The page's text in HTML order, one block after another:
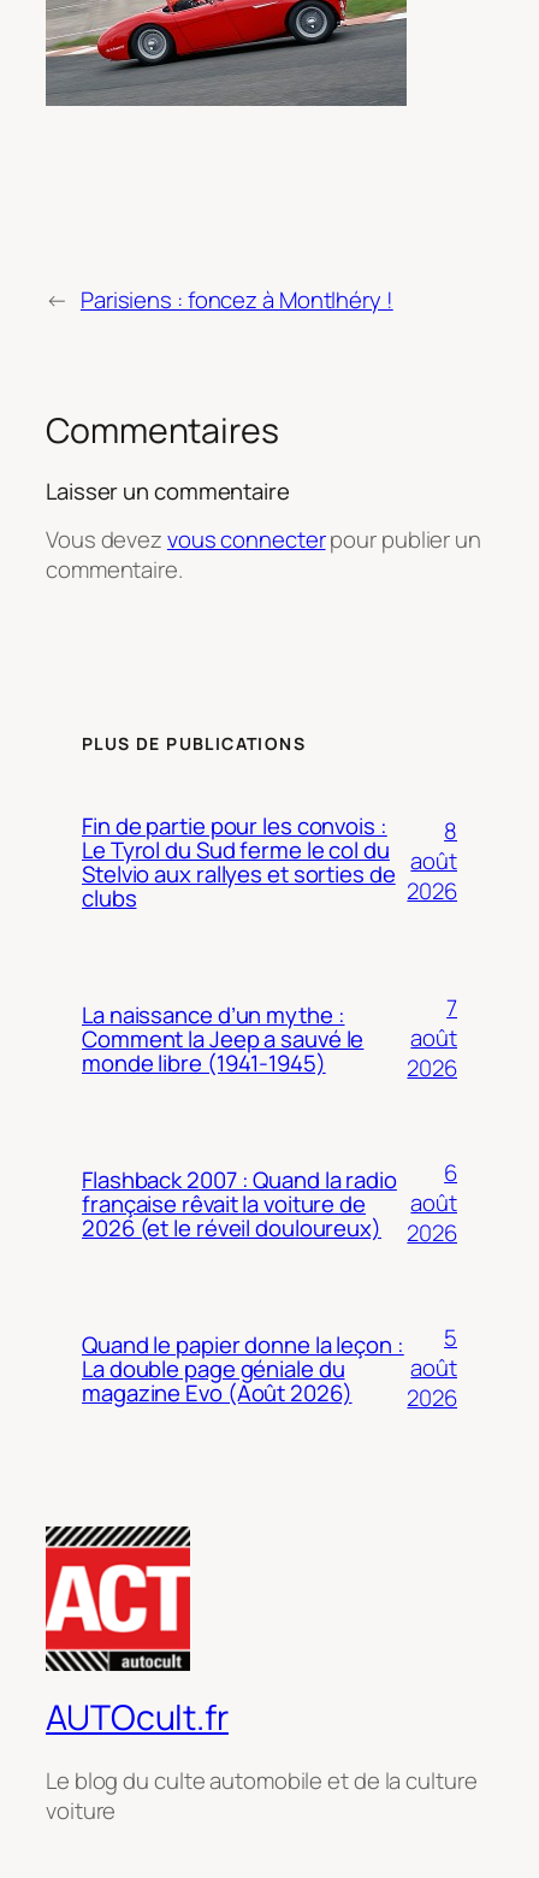
← Parisiens : foncez à Montlhéry !
Commentaires
Laisser un commentaire
Vous devezvous connecterpour publier un
commentaire.
PLUS DE PUBLICATIONS
Fin de partie pour les convois :
Le Tyrol du Sud ferme le col du
Stelvio aux rallyes et sorties de
clubs
8
août
2026
La naissance d’un mythe :
Comment la Jeep a sauvé le
monde libre (1941-1945)
7
août
2026
Flashback 2007 : Quand la radio
française rêvait la voiture de
2026 (et le réveil douloureux)
6
août
2026
Quand le papier donne la leçon :
La double page géniale du
magazine Evo (Août 2026)
5
août
2026
AUTOcult.fr
Le blog du culte automobile et de la culture
voiture